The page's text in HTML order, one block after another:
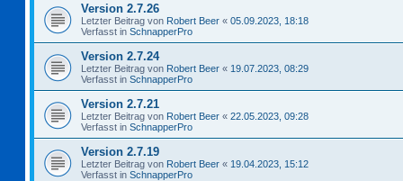
Version 2.7.26
Letzter Beitrag von Robert Beer « 05.09.2023, 18:18
Verfasst in SchnapperPro
Version 2.7.24
Letzter Beitrag von Robert Beer « 19.07.2023, 08:29
Verfasst in SchnapperPro
Version 2.7.21
Letzter Beitrag von Robert Beer « 22.05.2023, 09:28
Verfasst in SchnapperPro
Version 2.7.19
Letzter Beitrag von Robert Beer « 19.04.2023, 15:12
Verfasst in SchnapperPro